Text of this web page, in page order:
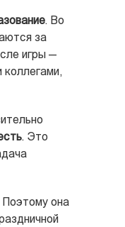
. Во
за
игры —
коллегами,
. Это
Поэтому она